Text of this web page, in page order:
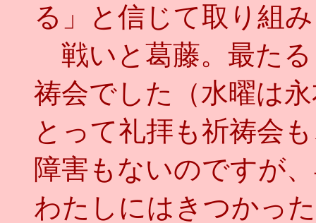
る」と信じて取り組
戦いと葛藤。最た
祷会でした（水曜は
とって礼拝も祈祷会
障害もないのですが
わたしにはきつかっ